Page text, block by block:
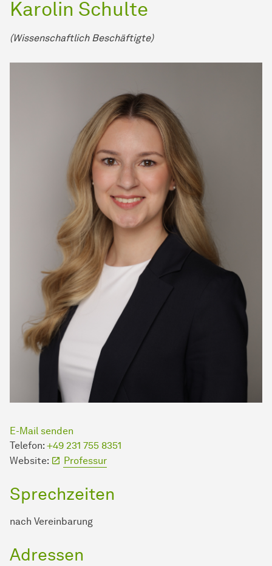
Karolin Schulte
(Wissenschaftlich Beschäftigte)
E-Mail senden
Telefon: +49 231 755 8351
Website:
Professur
Sprechzeiten
nach Vereinbarung
Adressen